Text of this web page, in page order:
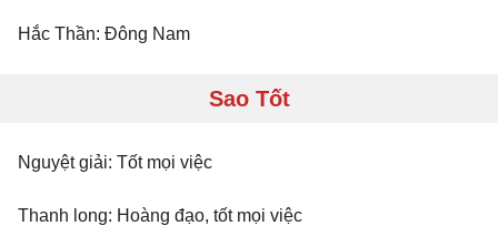
Hắc Thần: Đông Nam
Sao Tốt
Nguyệt giải: Tốt mọi việc
Thanh long: Hoàng đạo, tốt mọi việc